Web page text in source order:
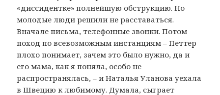
«диссидентке» полнейшую обструкцию. Но
молодые люди решили не расставаться.
Вначале письма, телефонные звонки. Потом
поход по всевозможным инстанциям – Петтер
плохо понимает, зачем это было нужно, да и
его мама, как я поняла, особо не
распространялась, – и Наталья Уланова уехала
в Швецию к любимому. Думала, сыграет